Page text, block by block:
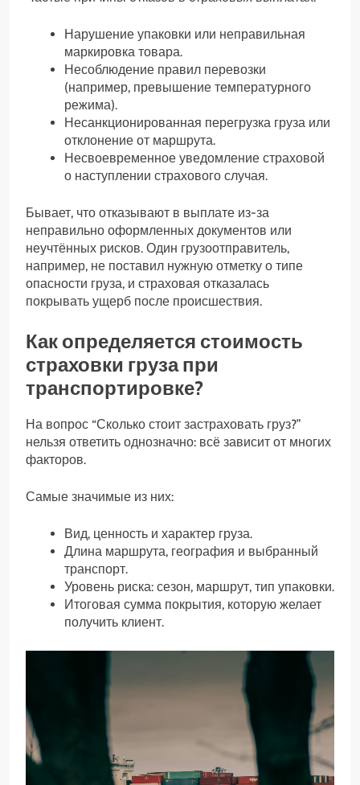
Нарушение упаковки или неправильная
маркировка товара.
Несоблюдение правил перевозки
(например, превышение температурного
режима).
Несанкционированная перегрузка груза или
отклонение от маршрута.
Несвоевременное уведомление страховой
о наступлении страхового случая.
Бывает, что отказывают в выплате из-за
неправильно оформленных документов или
неучтённых рисков. Один грузоотправитель,
например, не поставил нужную отметку о типе
опасности груза, и страховая отказалась
покрывать ущерб после происшествия.
Как определяется стоимость
страховки груза при
транспортировке?
На вопрос “Сколько стоит застраховать груз?”
нельзя ответить однозначно: всё зависит от многих
факторов.
Самые значимые из них:
Вид, ценность и характер груза.
Длина маршрута, география и выбранный
транспорт.
Уровень риска: сезон, маршрут, тип упаковки.
Итоговая сумма покрытия, которую желает
получить клиент.